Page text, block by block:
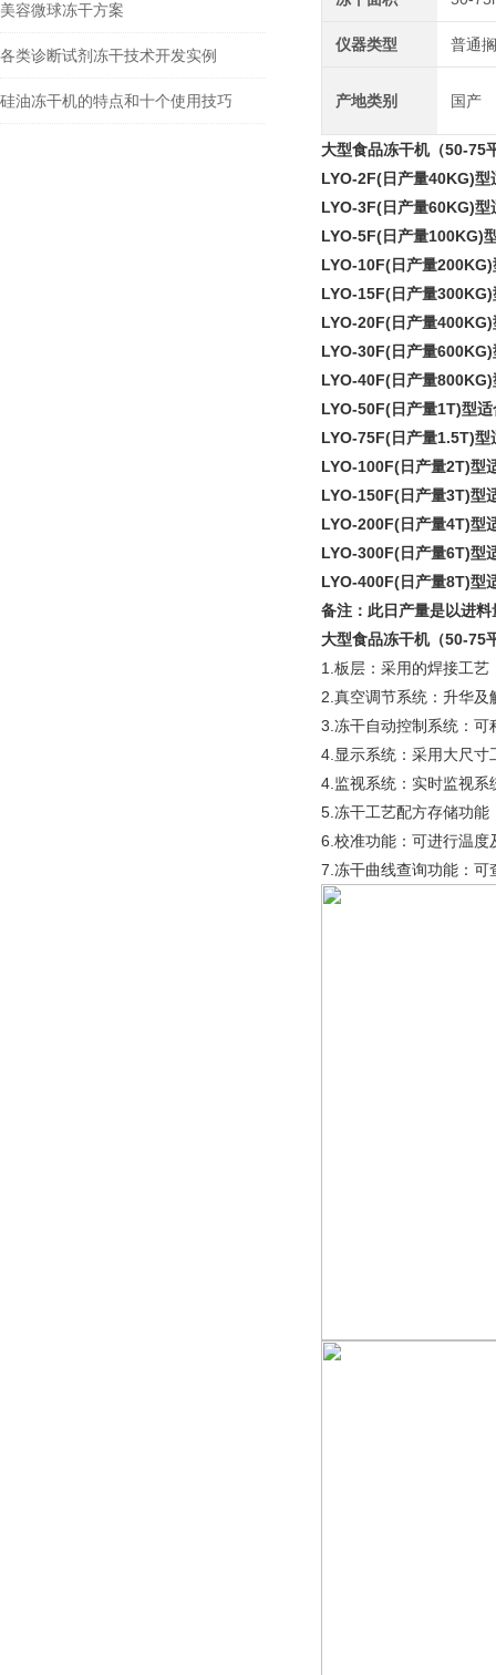
美容微球冻干方案
各类诊断试剂冻干技术开发实例
硅油冻干机的特点和十个使用技巧
仪器类型 普通
产地类别 国产
大型食品冻干机（50-75
LYO-2F(日产量40KG)型
LYO-3F(日产量60KG)型
LYO-5F(日产量100KG)
LYO-10F(日产量
LYO-15F(日产量
LYO-20F(日产量
LYO-30F(日产量
LYO-40F(日产量
LYO-50F(日产量1T)型
LYO-75F(日产量1.5T)型
LYO-100F(日产量2T)型
LYO-150F(日产量3T)型
LYO-200F(日产量4T)型
LYO-300F(日产量6T)型
LYO-400F(日产量8T)型
备注：此日产量是以进料
大型食品冻干机（50-75
1.板层：采用的焊接工艺
2.真空调节系统：升华
3.冻干自动控制系统：可
4.显示系统：采用大尺寸
4.监视系统：实时监视
5.冻干工艺配方存储功
6.校准功能：可进行温度
7.冻干曲线查询功能：可